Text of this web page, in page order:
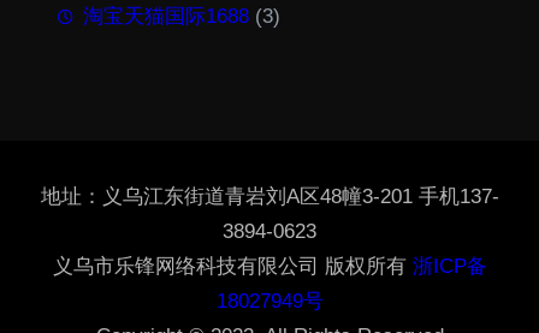
淘宝天猫国际1688 (3)
地址：义乌江东街道青岩刘A区48幢3-201 手机137-
3894-0623
义乌市乐锋网络科技有限公司 版权所有 浙ICP备
18027949号